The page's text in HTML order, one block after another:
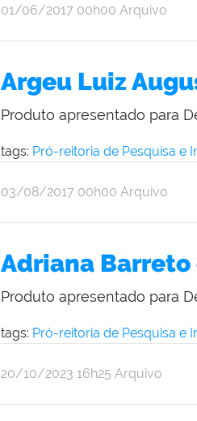
por
publicado
01/06/2017 00h00 Arquivo
Argeu Luiz
Produto apresentado para
tags: Pró-reitoria de Pesquisa e
por
publicado
03/08/2017 00h00 Arquivo
Adriana
Produto apresentado para
tags: Pró-reitoria de Pesquisa e
por
publicado
20/10/2023 16h25 Arquivo